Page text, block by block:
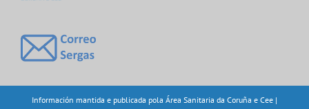
Información mantida e publicada pola Área Sanitaria da Coruña e Cee |